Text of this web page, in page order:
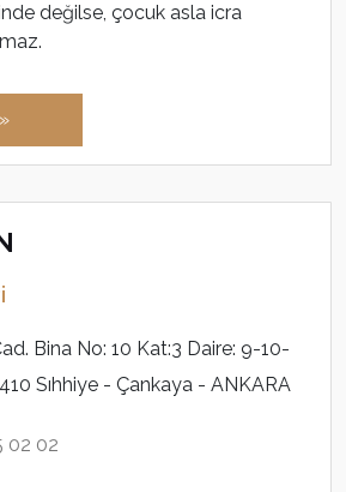
değilse, çocuk asla icra
Bina No: 10 Kat:3 Daire: 9-10-
Sıhhiye - Çankaya - ANKARA
02 02